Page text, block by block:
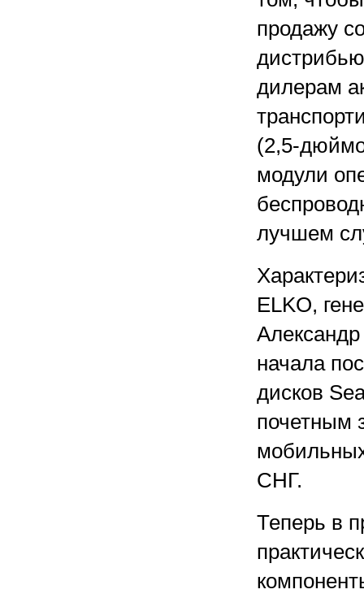
продажу
дилерам
(2,5-
модули
лучшем
ELKO,
начала
дисков
почетным
СНГ.
Теперь в